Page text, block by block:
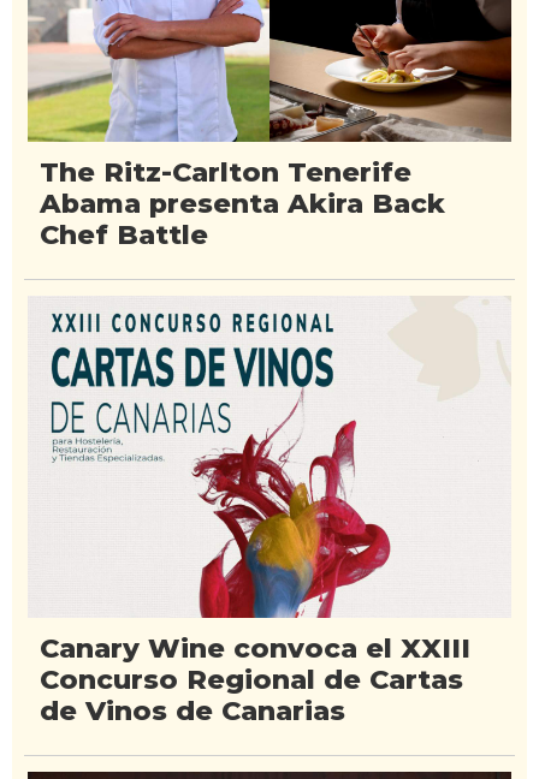
The Ritz-Carlton Tenerife
Abama presenta Akira Back
Chef Battle
Canary Wine convoca el XXIII
Concurso Regional de Cartas
de Vinos de Canarias